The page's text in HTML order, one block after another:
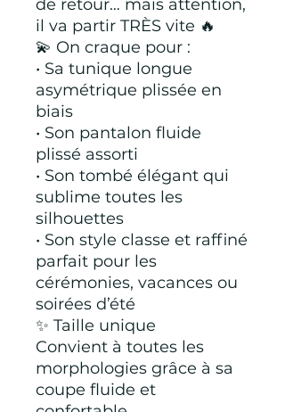
de retour… mais attention,
il va partir TRÈS vite 🔥
💫 On craque pour :
• Sa tunique longue
asymétrique plissée en
biais
• Son pantalon fluide
plissé assorti
• Son tombé élégant qui
sublime toutes les
silhouettes
• Son style classe et raffiné
parfait pour les
cérémonies, vacances ou
soirées d’été
✨ Taille unique
Convient à toutes les
morphologies grâce à sa
coupe fluide et